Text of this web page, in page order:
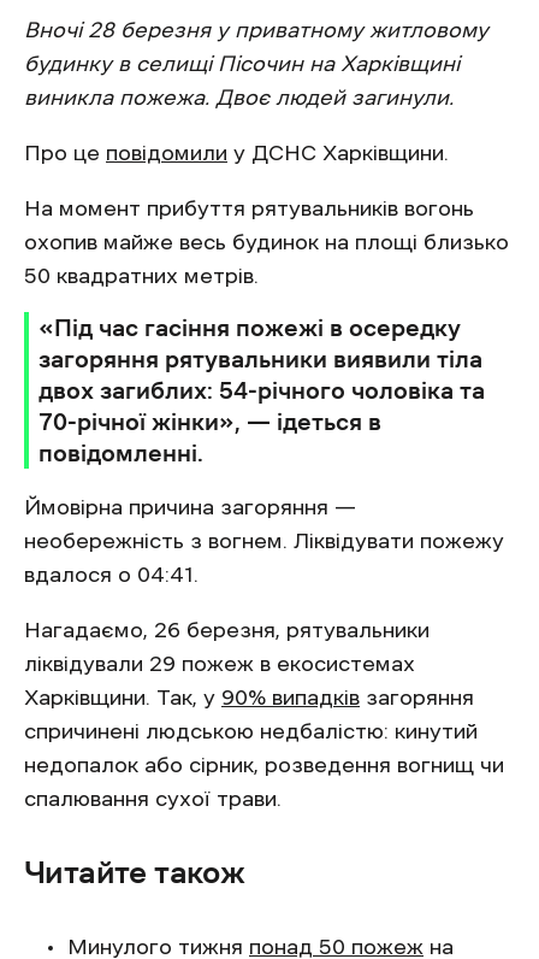
Вночі 28 березня у приватному житловому
будинку в селищі Пісочин на Харківщині
виникла пожежа. Двоє людей загинули.
Про це повідомили у ДСНС Харківщини.
На момент прибуття рятувальників вогонь
охопив майже весь будинок на площі близько
50 квадратних метрів.
«Під час гасіння пожежі в осередку
загоряння рятувальники виявили тіла
двох загиблих: 54-річного чоловіка та
70-річної жінки», — ідеться в
повідомленні.
Ймовірна причина загоряння —
необережність з вогнем. Ліквідувати пожежу
вдалося о 04:41.
Нагадаємо, 26 березня, рятувальники
ліквідували 29 пожеж в екосистемах
Харківщини. Так, у 90% випадків загоряння
спричинені людською недбалістю: кинутий
недопалок або сірник, розведення вогнищ чи
спалювання сухої трави.
Читайте також
Минулого тижня понад 50 пожеж на